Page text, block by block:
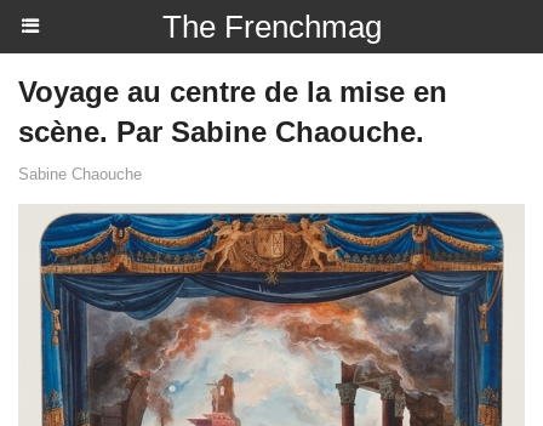
The Frenchmag
Voyage au centre de la mise en
scène. Par Sabine Chaouche.
Sabine Chaouche